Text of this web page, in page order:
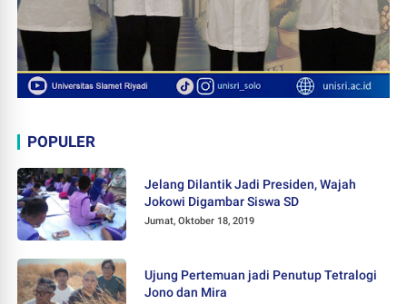
POPULER
Jelang Dilantik Jadi Presiden, Wajah
Jokowi Digambar Siswa SD
Jumat, Oktober 18, 2019
Ujung Pertemuan jadi Penutup Tetralogi
Jono dan Mira